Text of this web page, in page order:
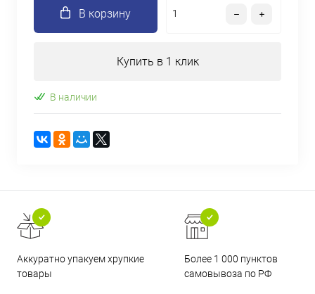
В корзину
Купить в 1 клик
В наличии
Аккуратно упакуем хрупкие
товары
Более 1 000 пунктов
самовывоза по РФ